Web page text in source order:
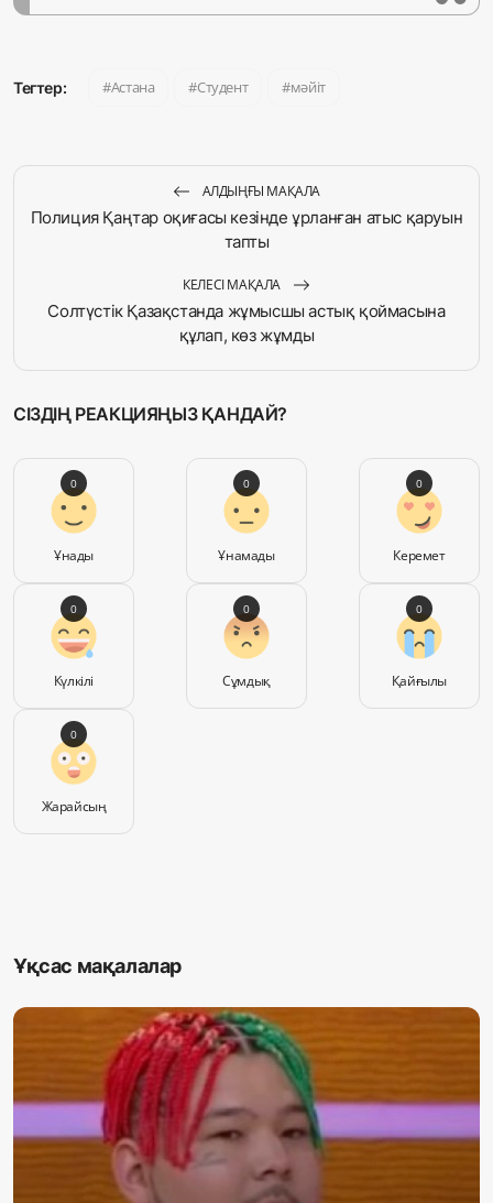
Тегтер: Астана Студент мәйіт
АЛДЫҢҒЫ МАҚАЛА
Полиция Қаңтар оқиғасы кезінде ұрланған атыс қаруын
тапты
КЕЛЕСІ МАҚАЛА
Солтүстік Қазақстанда жұмысшы астық қоймасына
құлап, көз жұмды
СІЗДІҢ РЕАКЦИЯҢЫЗ ҚАНДАЙ?
Ұнады
0
Ұнамады
0
Керемет
0
Күлкілі
0
Сұмдық
0
Қайғылы
0
Жарайсың
0
Ұқсас мақалалар